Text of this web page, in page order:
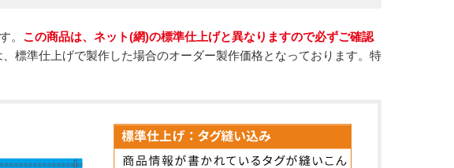
。 この商品は、ネット(網)の標準仕上げと異なりますので必ずご確認
標準仕上げで製作した場合のオーダー製作価格となっております。特